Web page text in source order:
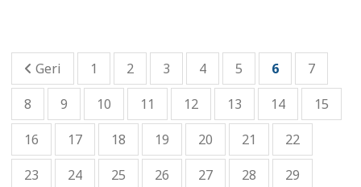
Geri 1 2 3 4 5 6
7
8
9 10 11 12 13 14
15
16
17 18 19 20 21
22
23
24 25 26 27 28
29